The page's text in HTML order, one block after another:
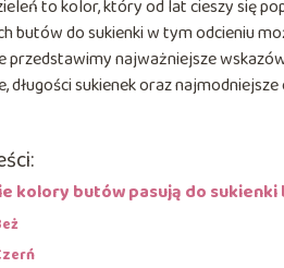
to kolor, który od lat cieszy się
butów do sukienki w tym odcieniu
najważniejsze
długości sukienek oraz
kolory butów pasują do